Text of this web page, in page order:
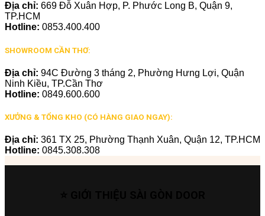
Địa chỉ: 669 Đỗ Xuân Hợp, P. Phước Long B, Quận 9,
TP.HCM
Hotline: 0853.400.400
SHOWROOM CẦN THƠ:
Địa chỉ: 94C Đường 3 tháng 2, Phường Hưng Lợi, Quận
Ninh Kiều, TP.Cần Thơ
Hotline: 0849.600.600
XƯỞNG & TỔNG KHO (CÓ HÀNG GIAO NGAY):
Địa chỉ: 361 TX 25, Phường Thạnh Xuân, Quận 12, TP.HCM
Hotline: 0845.308.308